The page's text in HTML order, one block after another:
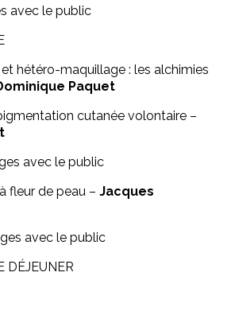
avec le public
hétéro-maquillage : les alchimies
Paquet
cutanée volontaire –
avec le public
fleur de peau – Jacques
avec le public
DÉJEUNER